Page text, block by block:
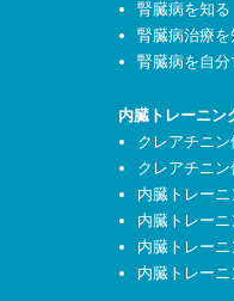
腎臓病を知る
腎臓病治療を
腎臓病を自分
内臓トレーニン
クレアチニ
クレアチニ
内臓トレー
内臓トレー
内臓トレー
内臓トレー